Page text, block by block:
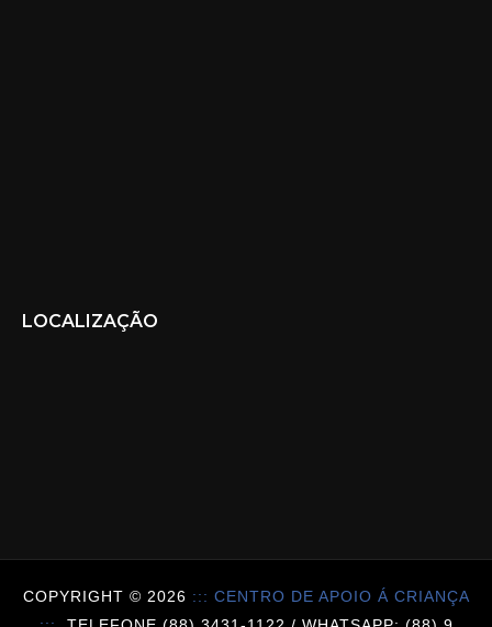
LOCALIZAÇÃO
COPYRIGHT © 2026 ::: CENTRO DE APOIO Á CRIANÇA